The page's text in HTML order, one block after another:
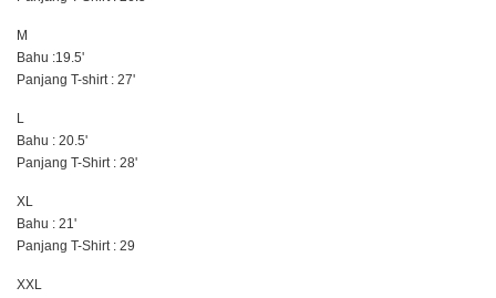
M
Bahu :19.5'
Panjang T-shirt : 27'
L
Bahu : 20.5'
Panjang T-Shirt : 28'
XL
Bahu : 21'
Panjang T-Shirt : 29
XXL